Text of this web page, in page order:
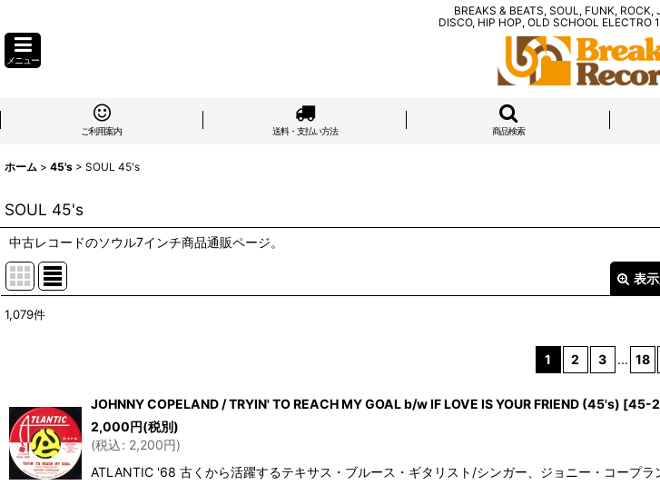
BREAKS & BEATS, SOUL, FUNK,
DISCO, HIP HOP, OLD SCHOOL ELECTRO
メニュー
ご利用案内 送料・支払い方法 商品検索
ホーム > 45's > SOUL 45's
SOUL 45's
中古レコードのソウル7インチ商品通販ページ。
表
並び順:
1,079件
1 2 3 ... 18
JOHNNY COPELAND / TRYIN' TO REACH MY GOAL b/w IF LOVE IS YOUR FRIEND (45's) [45-
2,000円(税別)
(税込: 2,200円)
ATLANTIC '68 古くから活躍するテキサス・ブルース・ギタリスト/シンガー、ジョニー・コープ